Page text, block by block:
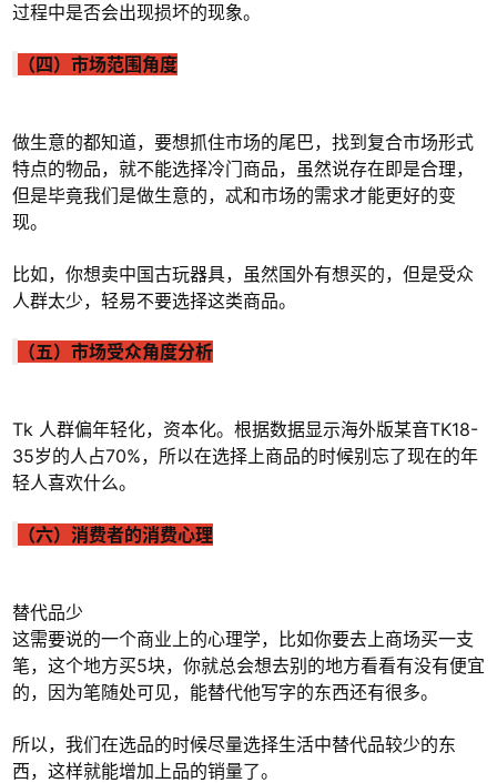
过程中是否会出现损坏的现象。
（四）市场范围角度
做生意的都知道，要想抓住市场的尾巴，找到复合市场形式
特点的物品，就不能选择冷门商品，虽然说存在即是合理，
但是毕竟我们是做生意的，忒和市场的需求才能更好的变
现。
比如，你想卖中国古玩器具，虽然国外有想买的，但是受众
人群太少，轻易不要选择这类商品。
（五）市场受众角度分析
Tk 人群偏年轻化，资本化。根据数据显示海外版某音TK18-
35岁的人占70%，所以在选择上商品的时候别忘了现在的年
轻人喜欢什么。
（六）消费者的消费心理
替代品少
这需要说的一个商业上的心理学，比如你要去上商场买一支
笔，这个地方买5块，你就总会想去别的地方看看有没有便宜
的，因为笔随处可见，能替代他写字的东西还有很多。
所以，我们在选品的时候尽量选择生活中替代品较少的东
西，这样就能增加上品的销量了。